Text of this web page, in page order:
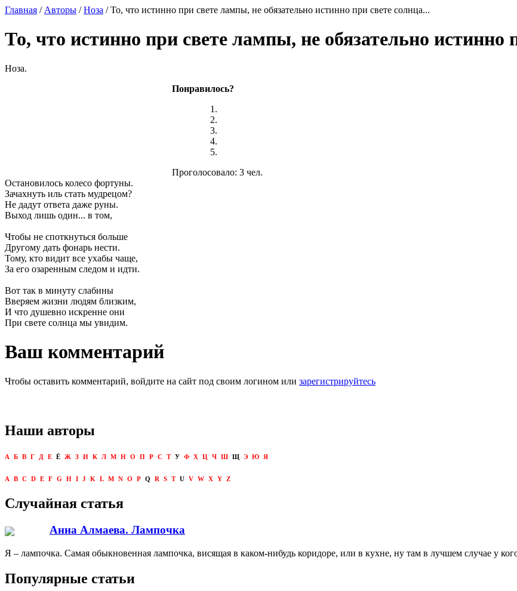
Главная / Авторы /Ноза / То, что истинно при свете лампы, не обязательно истинно при свете солнца...
То, что истинно при свете лампы, не обязательно истинно
Ноза.
Понравилось?
Проголосовало: 3 чел.
Остановилось колесо фортуны.
Зачахнуть иль стать мудрецом?
Не дадут ответа даже руны.
Выход лишь один... в том,
Чтобы не споткнуться больше
Другому дать фонарь нести.
Тому, кто видит все ухабы чаще,
За его озаренным следом и идти.
Вот так в минуту слабины
Вверяем жизни людям близким,
И что душевно искренне они
При свете солнца мы увидим.
Ваш комментарий
Чтобы оставить комментарий, войдите на сайт под своим логином или зарегистрируйтесь
Наши авторы
А Б В Г Д Е Ё Ж З И К Л М Н О П Р С Т У Ф Х Ц Ч Ш Щ Э Ю Я
A B C D E F G H I J K L M N O P Q R S T U V W X Y Z
Случайная статья
Анна Алмаева. Лампочка
Я – лампочка. Самая обыкновенная лампочка, висящая в каком-нибудь коридоре, или в кухне, ну там в лучшем случае у
Популярные статьи